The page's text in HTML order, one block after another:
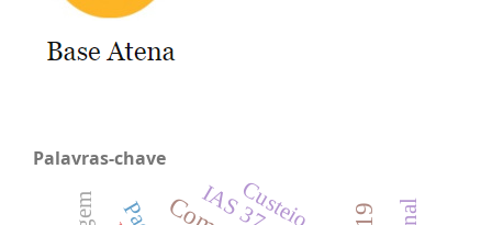
Palavras-chave
Custeio
IAS 37